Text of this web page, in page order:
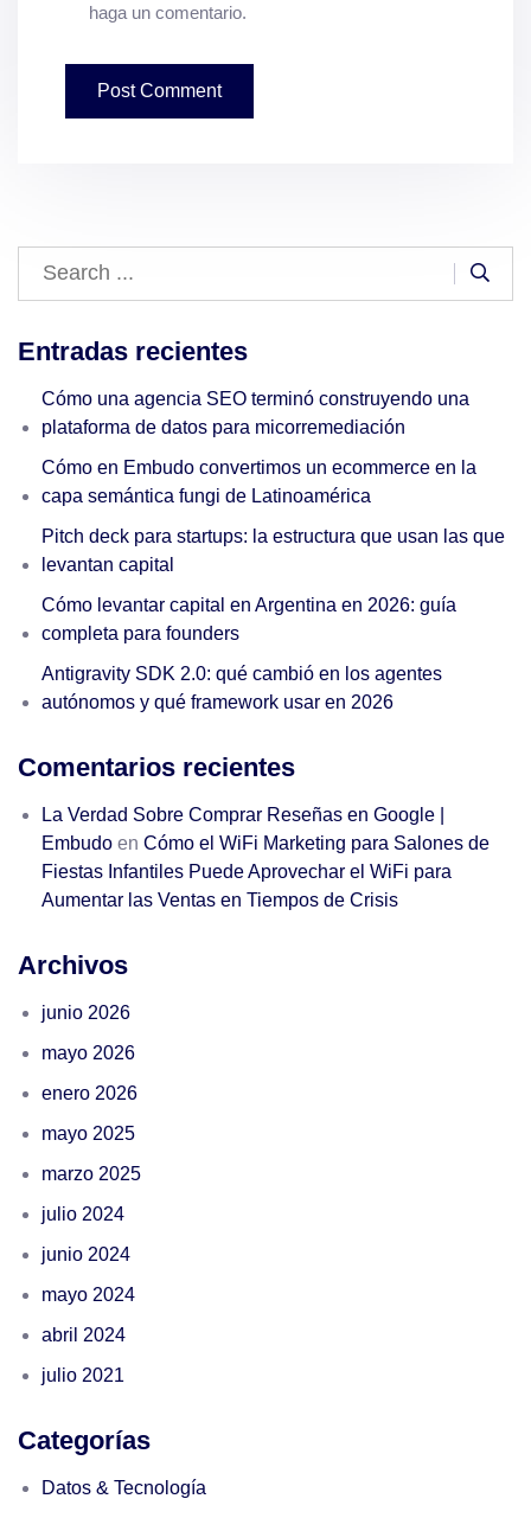
haga un comentario.
Entradas recientes
Cómo una agencia SEO terminó construyendo una
plataforma de datos para micorremediación
Cómo en Embudo convertimos un ecommerce en la
capa semántica fungi de Latinoamérica
Pitch deck para startups: la estructura que usan las que
levantan capital
Cómo levantar capital en Argentina en 2026: guía
completa para founders
Antigravity SDK 2.0: qué cambió en los agentes
autónomos y qué framework usar en 2026
Comentarios recientes
La Verdad Sobre Comprar Reseñas en Google |
Embudo en Cómo el WiFi Marketing para Salones de
Fiestas Infantiles Puede Aprovechar el WiFi para
Aumentar las Ventas en Tiempos de Crisis
Archivos
junio 2026
mayo 2026
enero 2026
mayo 2025
marzo 2025
julio 2024
junio 2024
mayo 2024
abril 2024
julio 2021
Categorías
Datos & Tecnología